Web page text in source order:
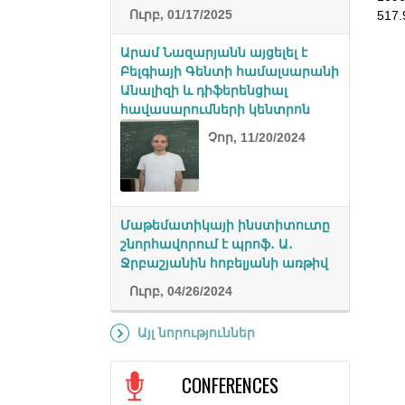
Ուրբ, 01/17/2025
Արամ Նազարյանն այցելել է
Բելգիայի Գենտի համալսարանի
Անալիզի և դիֆերենցիալ
հավասարումների կենտրոն
Չոր, 11/20/2024
Մաթեմատիկայի ինստիտուտը
շնորհավորում է պրոֆ․ Ա․
Ջրբաշյանին հոբելյանի առթիվ
Ուրբ, 04/26/2024
Այլ նորություններ
CONFERENCES